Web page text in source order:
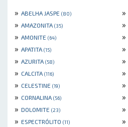
» ABELHA JASPE (80) »
» AMAZONITA (35) »
» AMONITE (64) »
» APATITA (15) »
» AZURITA (58) »
» CALCITA (116) »
» CELESTINE (19) »
» CORNALINA (56) »
» DOLOMITE (23) »
» ESPECTRÓLITO (11) »